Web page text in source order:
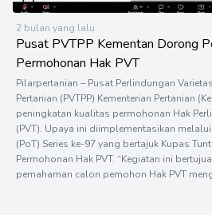
2 bulan yang lalu
Pusat PVTPP Kementan Dorong
Permohonan Hak PVT
Pilarpertanian – Pusat Perlindungan
Pertanian (PVTPP) Kementerian Pertanian
peningkatan kualitas permohonan Hak
(PVT). Upaya ini diimplementasikan
(PoT) Series ke-97 yang bertajuk Kupas
Permohonan Hak PVT. “Kegiatan ini
pemahaman calon pemohon Hak PVT